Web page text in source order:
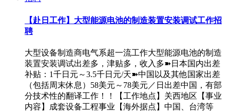
【赴日工作】大型能源电池的制造装置安装调试工作招
聘
大型设备制造商电气系超一流工作大型能源电池的制造
装置安装调试出差多，津贴多，收入多➽日本国内出差
补贴：1千日元～3.5千日元/天➽中国以及其他国家出差
（包括周末休息）58美元～78美元／日出差中国，有部
分技术性的翻译工作！！【工作地点】关西地区【事业
内容】成套设备工程事业【海外据点】中国、台湾等